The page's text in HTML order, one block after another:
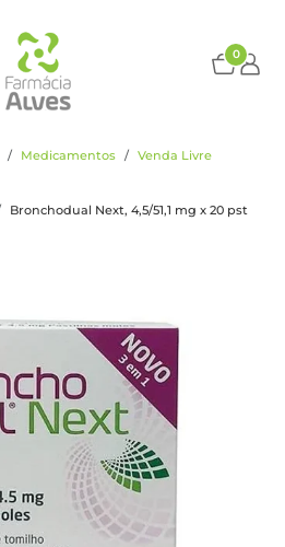
0
Medicamentos Venda Livre
Bronchodual Next, 4,5/51,1 mg x 20 pst